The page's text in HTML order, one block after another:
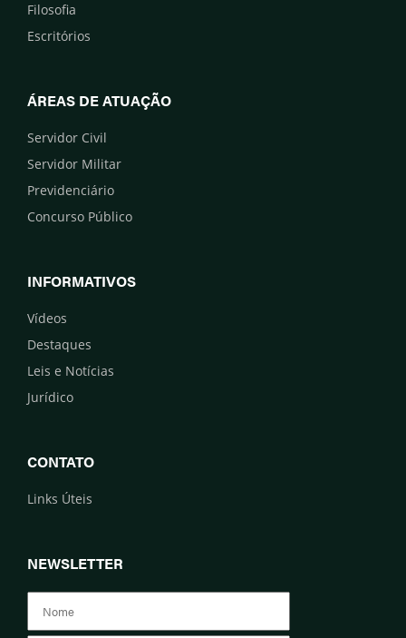
Filosofia
Escritórios
ÁREAS DE ATUAÇÃO
Servidor Civil
Servidor Militar
Previdenciário
Concurso Público
INFORMATIVOS
Vídeos
Destaques
Leis e Notícias
Jurídico
CONTATO
Links Úteis
NEWSLETTER